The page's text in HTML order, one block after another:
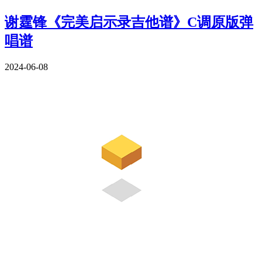
谢霆锋《完美启示录吉他谱》C调原版弹
唱谱
2024-06-08